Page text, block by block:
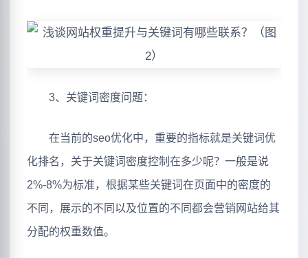
3、关键词密度问题：
在当前的seo优化中，重要的指标就是关键词优
化排名，关于关键词密度控制在多少呢？一般是说
2%-8%为标准，根据某些关键词在页面中的密度的
不同，展示的不同以及位置的不同都会营销网站给其
分配的权重数值。